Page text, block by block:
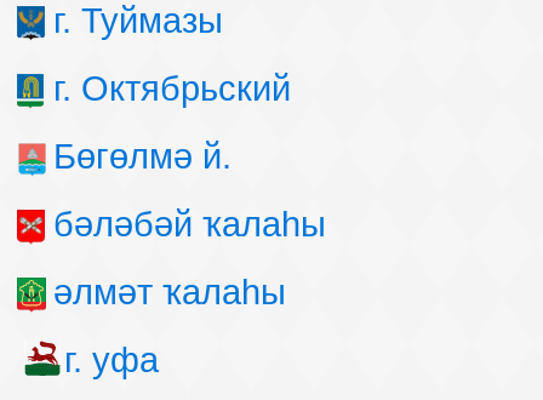
г. Туймазы
г. Октябрьский
Бөгөлмә й.
бәләбәй ҡалаһы
әлмәт ҡалаһы
г. уфа